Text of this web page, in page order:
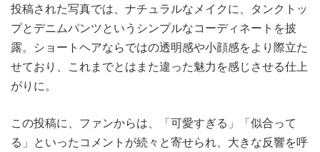
投稿された写真では、ナチュラルなメイクに、タンクトッ
プとデニムパンツというシンプルなコーディネートを披
露。ショートヘアならではの透明感や小顔感をより際立た
せており、これまでとはまた違った魅力を感じさせる仕上
がりに。
この投稿に、ファンからは、「可愛すぎる」「似合って
る」といったコメントが続々と寄せられ、大きな反響を呼